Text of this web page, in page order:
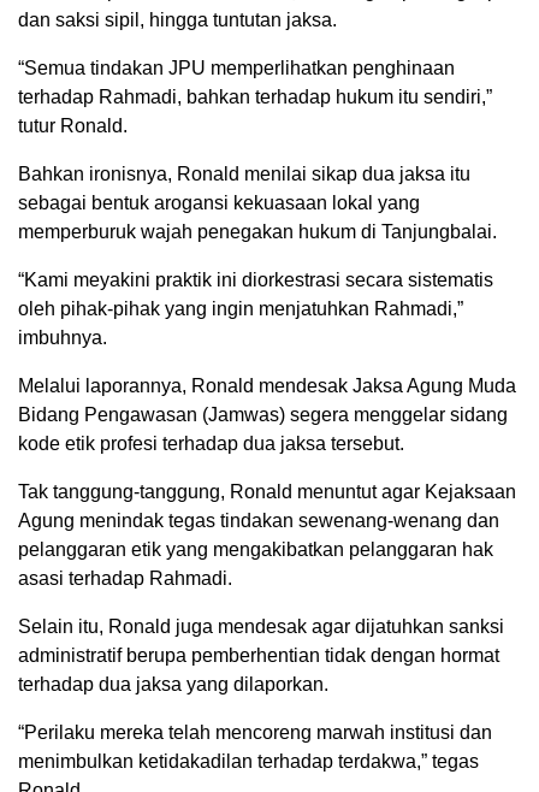
dan saksi sipil, hingga tuntutan jaksa.
“Semua tindakan JPU memperlihatkan penghinaan
terhadap Rahmadi, bahkan terhadap hukum itu sendiri,”
tutur Ronald.
Bahkan ironisnya, Ronald menilai sikap dua jaksa itu
sebagai bentuk arogansi kekuasaan lokal yang
memperburuk wajah penegakan hukum di Tanjungbalai.
“Kami meyakini praktik ini diorkestrasi secara sistematis
oleh pihak-pihak yang ingin menjatuhkan Rahmadi,”
imbuhnya.
Melalui laporannya, Ronald mendesak Jaksa Agung Muda
Bidang Pengawasan (Jamwas) segera menggelar sidang
kode etik profesi terhadap dua jaksa tersebut.
Tak tanggung-tanggung, Ronald menuntut agar Kejaksaan
Agung menindak tegas tindakan sewenang-wenang dan
pelanggaran etik yang mengakibatkan pelanggaran hak
asasi terhadap Rahmadi.
Selain itu, Ronald juga mendesak agar dijatuhkan sanksi
administratif berupa pemberhentian tidak dengan hormat
terhadap dua jaksa yang dilaporkan.
“Perilaku mereka telah mencoreng marwah institusi dan
menimbulkan ketidakadilan terhadap terdakwa,” tegas